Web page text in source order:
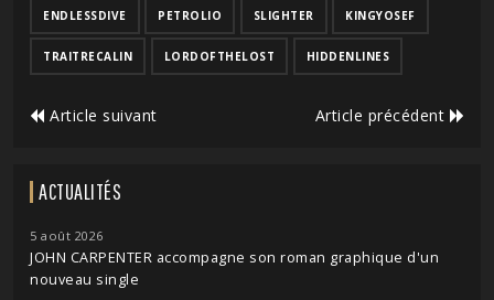
ENDLESSDIVE PETROLIO SLIGHTER KINGYOSEF
TRAITRECALIN LORDOFTHELOST HIDDENLINES
Article suivant Article précédent
ACTUALITÉS
5 août 2026
JOHN CARPENTER accompagne son roman graphique d'un
nouveau single